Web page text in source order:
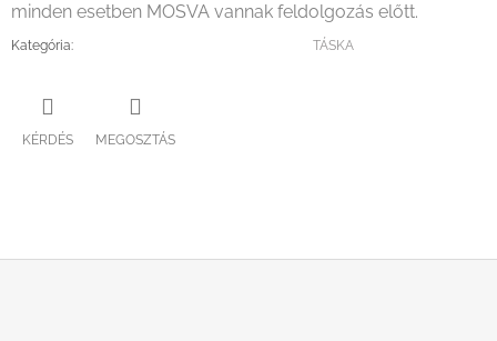
minden esetben MOSVA vannak feldolgozás előtt.
Kategória: TÁSKA
KÉRDÉS MEGOSZTÁS